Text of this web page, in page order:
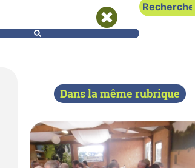
Dans la même rubrique